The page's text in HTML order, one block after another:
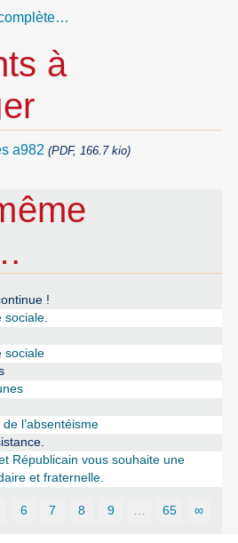
à
a982 (PDF, 166.7 kio)
!
sociale.
sociale
l’absentéisme
Républicain vous souhaite une
et fraternelle.
6 7 8 9 65 ∞